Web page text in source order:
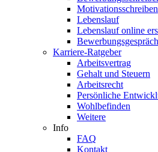
Motivationsschreiben
Lebenslauf
Lebenslauf online
Bewerbungsgespräch
Karriere-Ratgeber
Arbeitsvertrag
Gehalt und Steuern
Arbeitsrecht
Persönliche
Wohlbefinden
Weitere
Info
FAQ
Kontakt